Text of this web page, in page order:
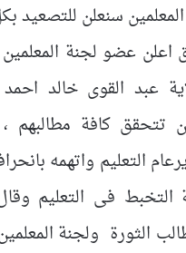
سنعلن للتصعيد
عضو لجنة
عبد القوى خالد
تتحقق كافة
التعليم واتهمه
التخبط فى التعليم
الثورة ولجنة